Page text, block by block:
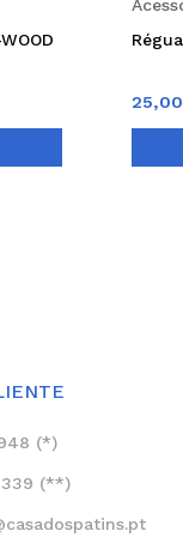
25,00
(*)
339 (**)